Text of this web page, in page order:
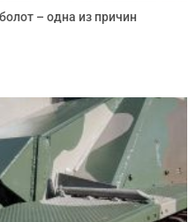
– одна из причин